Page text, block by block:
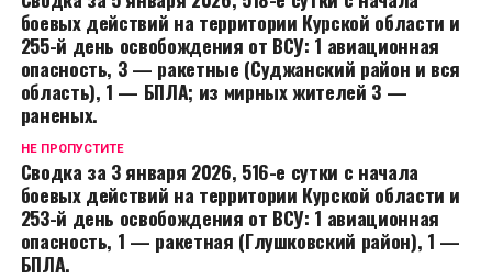
боевых действий на территории Курской области и
255-й день освобождения от ВСУ: 1 авиационная
опасность, 3 — ракетные (Суджанский район и вся
область), 1 — БПЛА; из мирных жителей 3 —
раненых.
НЕ ПРОПУСТИТЕ
Сводка за 3 января 2026, 516-е сутки с начала
боевых действий на территории Курской области и
253-й день освобождения от ВСУ: 1 авиационная
опасность, 1 — ракетная (Глушковский район), 1 —
БПЛА.